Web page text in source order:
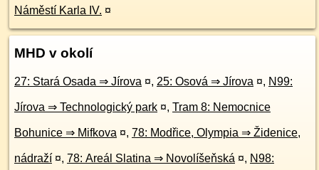
Náměstí Karla IV. ¤
MHD v okolí
27: Stará Osada ⇒ Jírova ¤, 25: Osová ⇒ Jírova ¤, N99:
Jírova ⇒ Technologický park ¤, Tram 8: Nemocnice
Bohunice ⇒ Mifkova ¤, 78: Modřice, Olympia ⇒ Židenice,
nádraží ¤, 78: Areál Slatina ⇒ Novolíšeňská ¤, N98: